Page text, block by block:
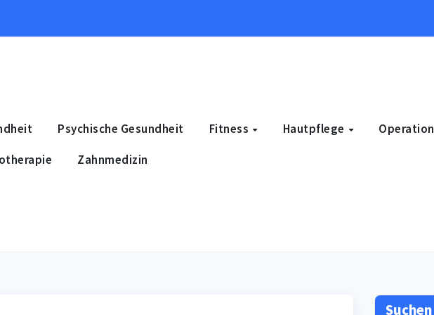
Psychische Gesundheit Fitness Hautpflege Operation
Zahnmedizin
Suchen